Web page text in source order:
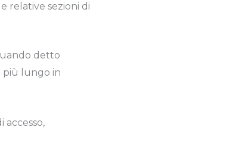
relative sezioni di
detto
più lungo in
accesso,